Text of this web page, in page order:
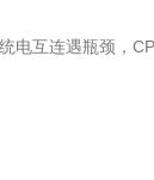
电互连遇瓶颈，